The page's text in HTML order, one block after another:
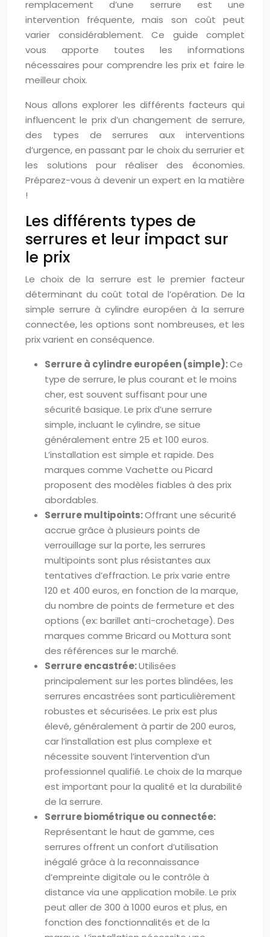
remplacement d’une serrure est une
intervention fréquente, mais son coût peut
varier considérablement. Ce guide complet
vous apporte toutes les informations
nécessaires pour comprendre les prix et faire le
meilleur choix.
Nous allons explorer les différents facteurs qui
influencent le prix d’un changement de serrure,
des types de serrures aux interventions
d’urgence, en passant par le choix du serrurier et
les solutions pour réaliser des économies.
Préparez-vous à devenir un expert en la matière
!
Les différents types de
serrures et leur impact sur
le prix
Le choix de la serrure est le premier facteur
déterminant du coût total de l’opération. De la
simple serrure à cylindre européen à la serrure
connectée, les options sont nombreuses, et les
prix varient en conséquence.
Serrure à cylindre européen (simple):Ce
type de serrure, le plus courant et le moins
cher, est souvent suffisant pour une
sécurité basique. Le prix d’une serrure
simple, incluant le cylindre, se situe
généralement entre 25 et 100 euros.
L’installation est simple et rapide. Des
marques comme Vachette ou Picard
proposent des modèles fiables à des prix
abordables.
Serrure multipoints:Offrant une sécurité
accrue grâce à plusieurs points de
verrouillage sur la porte, les serrures
multipoints sont plus résistantes aux
tentatives d’effraction. Le prix varie entre
120 et 400 euros, en fonction de la marque,
du nombre de points de fermeture et des
options (ex: barillet anti-crochetage). Des
marques comme Bricard ou Mottura sont
des références sur le marché.
Serrure encastrée:Utilisées
principalement sur les portes blindées, les
serrures encastrées sont particulièrement
robustes et sécurisées. Le prix est plus
élevé, généralement à partir de 200 euros,
car l’installation est plus complexe et
nécessite souvent l’intervention d’un
professionnel qualifié. Le choix de la marque
est important pour la qualité et la durabilité
de la serrure.
Serrure biométrique ou connectée:
Représentant le haut de gamme, ces
serrures offrent un confort d’utilisation
inégalé grâce à la reconnaissance
d’empreinte digitale ou le contrôle à
distance via une application mobile. Le prix
peut aller de 300 à 1000 euros et plus, en
fonction des fonctionnalités et de la